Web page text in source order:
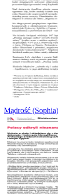
Mądrość